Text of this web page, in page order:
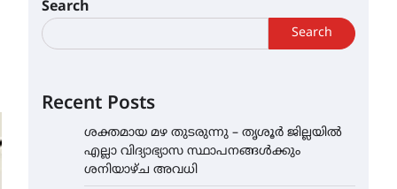
Search
Search
Recent Posts
ശക്തമായ മഴ തുടരുന്നു – തൃശൂർ ജില്ലയിൽ
എല്ലാ വിദ്യാഭ്യാസ സ്ഥാപനങ്ങൾക്കും
ശനിയാഴ്ച അവധി